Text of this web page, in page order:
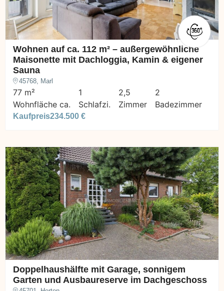
Wohnen auf ca. 112 m² – außergewöhnliche
Maisonette mit Dachloggia, Kamin & eigener
Sauna
45768, Marl
77 m²
Wohnfläche ca.
1
Schlafzi.
2,5
Zimmer
2
Badezimmer
Kaufpreis234.500 €
Doppelhaushälfte mit Garage, sonnigem
Garten und Ausbaureserve im Dachgeschoss